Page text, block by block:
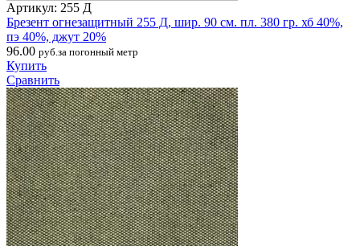
Артикул: 255 Д
Брезент огнезащитный 255 Д, шир. 90 см. пл. 380 гр. хб 40%,
пэ 40%, джут 20%
96.00 руб.за погонный метр
Купить
Сравнить